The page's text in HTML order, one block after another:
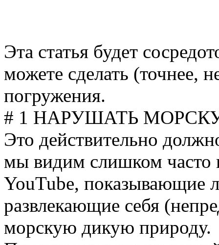
Эта статья будет
можете сделать (точнее,
погружения.
# 1 НАРУШАТЬ
Это действительно
мы видим слишком часто
YouTube, показывающие
развлекающие себя
морскую дикую природу.